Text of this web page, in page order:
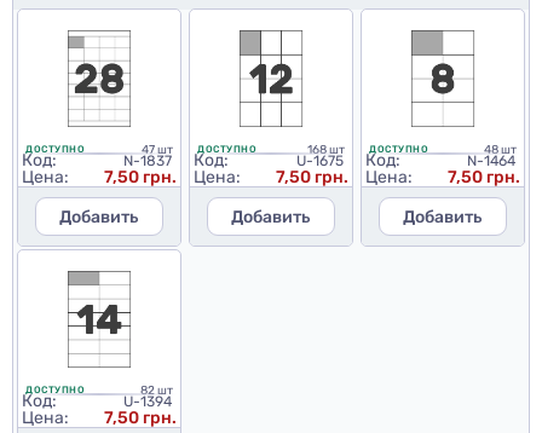
ДОСТУПНО 47 шт
Код: N-1837
Цена:
7,50 грн.
Добавить
ДОСТУПНО 168 шт
Код: U-1675
Цена:
7,50 грн.
Добавить
ДОСТУПНО 48 шт
Код: N-1464
Цена:
7,50 грн.
Добавить
ДОСТУПНО 82 шт
Код: U-1394
Цена:
7,50 грн.